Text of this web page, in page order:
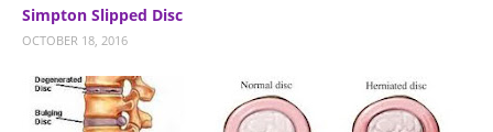
Simpton Slipped Disc
OCTOBER 18, 2016